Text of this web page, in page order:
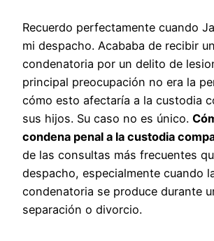
Recuerdo perfectamente cuando
mi despacho. Acababa de recibir
condenatoria por un delito de
principal preocupación no era la
cómo esto afectaría a la custodia
sus hijos. Su caso no es único.
condena penal a la custodia
de las consultas más frecuentes
despacho, especialmente cuando
condenatoria se produce durante
separación o divorcio.